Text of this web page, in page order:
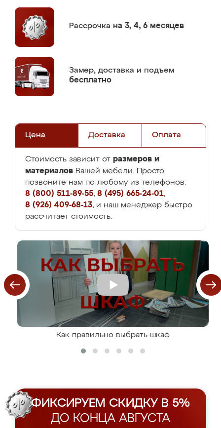
Рассрочка на 3, 4, 6 месяцев
Замер, доставка и подъем
бесплатно
Цена Доставка Оплата
Стоимость зависит от размеров и
материалов Вашей мебели. Просто
позвоните нам по любому из телефонов:
8 (800) 511-89-55, 8 (495) 665-24-01,
8 (926) 409-68-13, и наш менеджер быстро
рассчитает стоимость.
Как правильно выбрать шкаф
ФИКСИРУЕМ СКИДКУ В 5%
ДО КОНЦА АВГУСТА